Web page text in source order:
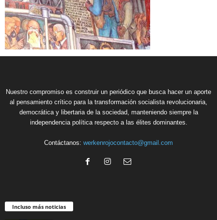
Nuestro compromiso es construir un periódico que busca hacer un aporte
al pensamiento crítico para la transformación socialista revolucionaria,
democrática y libertaria de la sociedad, manteniendo siempre la
independencia política respecto a las élites dominantes.
Contáctanos: werkenrojocontacto@gmail.com
Incluso más noticias